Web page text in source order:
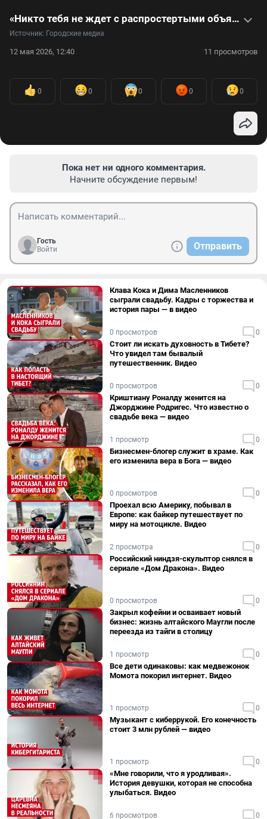
«Никто тебя не ждет с распростертыми объятиями»: россияне переехали жить в США. Видео
Источник: Городские медиа
12 мая 2026, 12:40 11 просмотров
0 0 0 0 0
Пока нет ни одного комментария.
Начните обсуждение первым!
Гость
Войти
Отправить
Клава Кока и Дима Масленников
сыграли свадьбу. Кадры с торжества и
история пары — в видео
0 просмотров 0
Стоит ли искать духовность в Тибете?
Что увидел там бывалый
путешественник. Видео
0 просмотров 0
Криштиану Роналду женится на
Джорджине Родригес. Что известно о
свадьбе века — видео
1 просмотр 0
Бизнесмен-блогер служит в храме. Как
его изменила вера в Бога — видео
0 просмотров 0
Проехал всю Америку, побывал в
Европе: как байкер путешествует по
миру на мотоцикле. Видео
2 просмотра 0
Российский ниндзя-скульптор снялся в
сериале «Дом Дракона». Видео
0 просмотров 0
Закрыл кофейни и осваивает новый
бизнес: жизнь алтайского Маугли после
переезда из тайги в столицу
1 просмотр 0
Все дети одинаковы: как медвежонок
Момота покорил интернет. Видео
1 просмотр 0
Музыкант с киберрукой. Его конечность
стоит 3 млн рублей — видео
1 просмотр 0
«Мне говорили, что я уродливая».
История девушки, которая не способна
улыбаться. Видео
6 просмотров 0